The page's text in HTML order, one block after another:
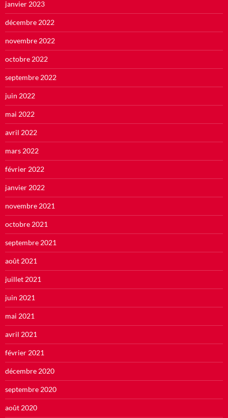
janvier 2023
décembre 2022
novembre 2022
octobre 2022
septembre 2022
juin 2022
mai 2022
avril 2022
mars 2022
février 2022
janvier 2022
novembre 2021
octobre 2021
septembre 2021
août 2021
juillet 2021
juin 2021
mai 2021
avril 2021
février 2021
décembre 2020
septembre 2020
août 2020